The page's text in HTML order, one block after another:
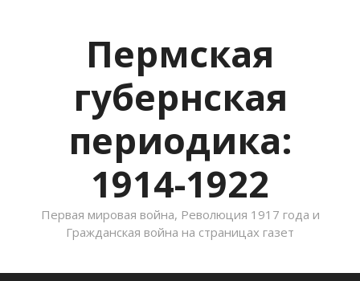
Пермская
губернская
периодика:
1914-1922
Первая мировая война, Революция 1917 года и
Гражданская война на страницах газет